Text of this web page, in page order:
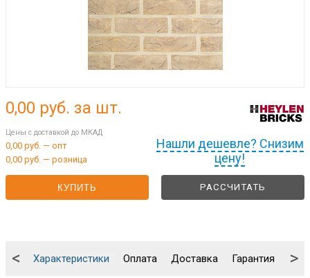
Нашли дешевле? Снизим
цену!
0,00 руб. за шт.
Цены с доставкой до МКАД
0,00 руб. — опт
0,00 руб. — розница
КУПИТЬ РАССЧИТАТЬ
Характеристики Оплата Доставка Гарантия
< >